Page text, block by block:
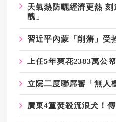
天氣熱防曬經濟更熱
醜」